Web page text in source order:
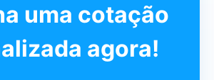
uma cotação
agora!